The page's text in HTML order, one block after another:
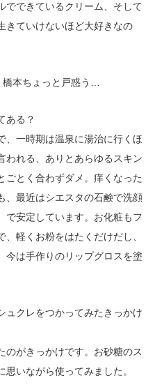
でできているクリーム、そして
きていけないほど大好きなの
本ちょっと戸惑う…
ある？
、一時期は温泉に湯治に行くほ
われる、ありとあらゆるスキン
ごとく合わずダメ。痒くなった
、最近はシエスタの石鹸で洗顔
で安定しています。お化粧もフ
軽くお粉をはたくだけだし、
今は手作りのリップグロスを塗
ュクレをつかってみたきっかけ
のがきっかけです。お砂糖のス
いながら使ってみました。